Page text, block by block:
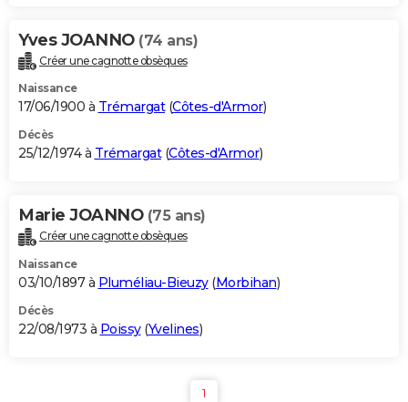
Yves JOANNO (74 ans)
Créer une cagnotte obsèques
Naissance
17/06/1900 à Trémargat(Côtes-d'Armor)
Décès
25/12/1974 à Trémargat(Côtes-d'Armor)
Marie JOANNO (75 ans)
Créer une cagnotte obsèques
Naissance
03/10/1897 à Pluméliau-Bieuzy(Morbihan)
Décès
22/08/1973 à Poissy(Yvelines)
1